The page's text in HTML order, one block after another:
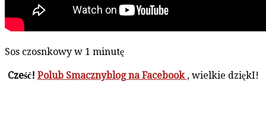
Sos czosnkowy w 1 minutę
Cześć! Polub Smacznyblog na Facebook , wielkie dziękI!